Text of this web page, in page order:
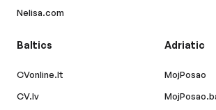
Nelisa.com
Baltics
CVonline.lt
CV.lv
Adriatic
MojPosao